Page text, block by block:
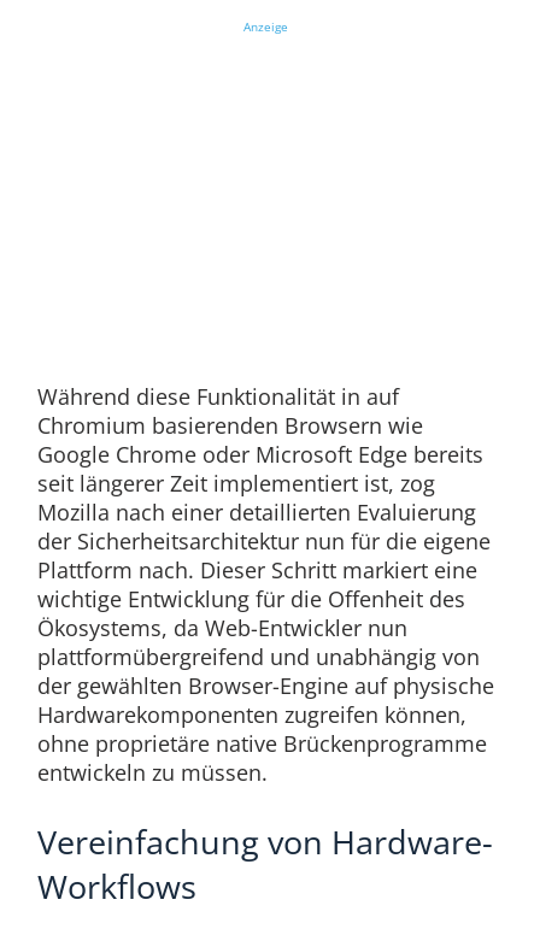
Anzeige
Während diese Funktionalität in auf
Chromium basierenden Browsern wie
Google Chrome oder Microsoft Edge bereits
seit längerer Zeit implementiert ist, zog
Mozilla nach einer detaillierten Evaluierung
der Sicherheitsarchitektur nun für die eigene
Plattform nach. Dieser Schritt markiert eine
wichtige Entwicklung für die Offenheit des
Ökosystems, da Web-Entwickler nun
plattformübergreifend und unabhängig von
der gewählten Browser-Engine auf physische
Hardwarekomponenten zugreifen können,
ohne proprietäre native Brückenprogramme
entwickeln zu müssen.
Vereinfachung von Hardware-
Workflows